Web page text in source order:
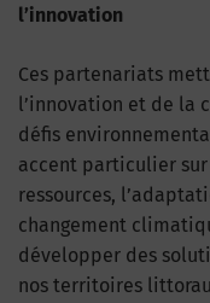
l’innovation
Ces partenariats
l’innovation et de la
défis
accent particulier
ressources,
changement
développer des
nos territoires